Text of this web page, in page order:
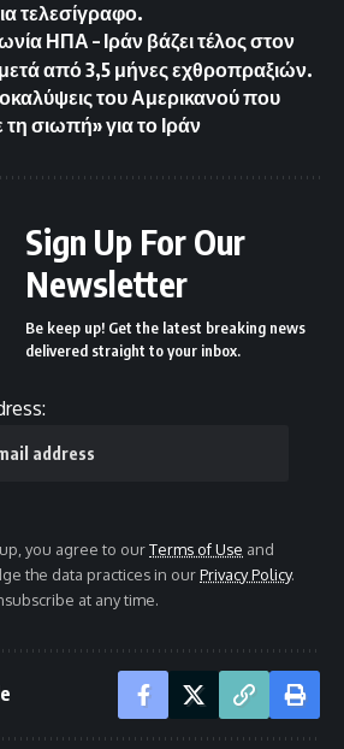
τελεσίγραφο.
ΗΠΑ – Ιράν βάζει τέλος στον
από 3,5 μήνες εχθροπραξιών.
του Αμερικανού που
σιωπή» για το Ιράν
Sign Up For Our
Newsletter
Be keep up! Get the latest breaking news
delivered straight to your inbox.
you agree to ourTerms of Use and
the data practices in ourPrivacy Policy.
at any time.